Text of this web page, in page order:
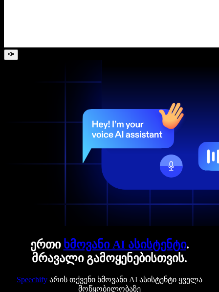
ერთი ხმოვანი AI ასისტენტი.
მრავალი გამოყენებისთვის.
Speechify არის თქვენი ხმოვანი AI ასისტენტი ყველა
მოწყობილობაზე